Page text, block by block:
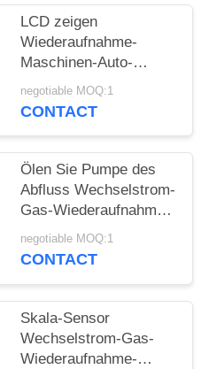
LCD zeigen
Wiederaufnahme-
Maschinen-Auto-
Wechselstroms R134a
Spülungsmaschine
negotiable MOQ:1
CONTACT
Ölen Sie Pumpe des
Abfluss Wechselstrom-
Gas-Wiederaufnahme-
Maschinen-große bunte
LCD-Bildschirm-
negotiable MOQ:1
CONTACT
Skala-Sensor
Wechselstrom-Gas-
Wiederaufnahme-